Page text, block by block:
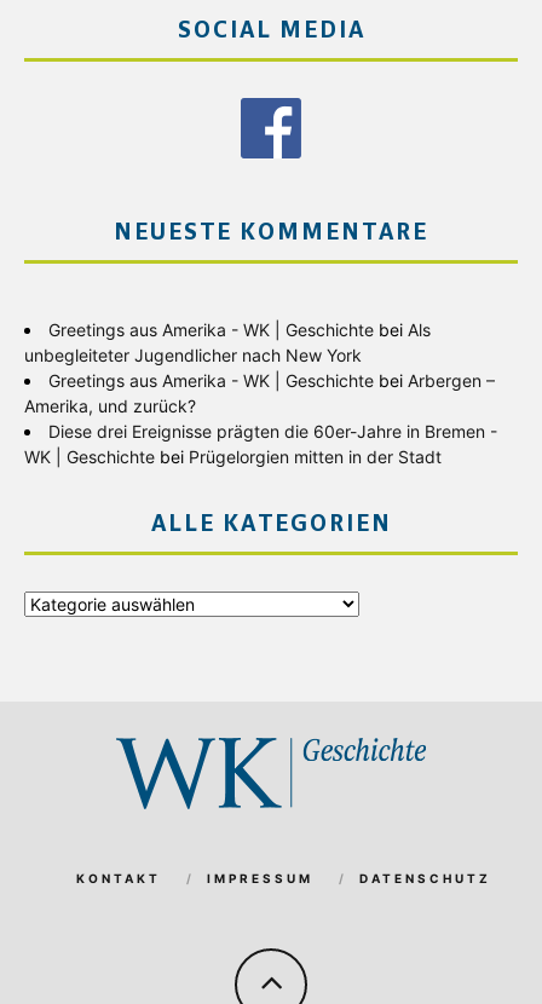
SOCIAL MEDIA
NEUESTE KOMMENTARE
Greetings aus Amerika - WK | Geschichte bei Als
unbegleiteter Jugendlicher nach New York
Greetings aus Amerika - WK | Geschichte bei Arbergen –
Amerika, und zurück?
Diese drei Ereignisse prägten die 60er-Jahre in Bremen -
WK | Geschichte bei Prügelorgien mitten in der Stadt
ALLE KATEGORIEN
Alle
KONTAKT IMPRESSUM DATENSCHUTZ